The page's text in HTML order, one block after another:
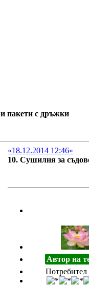
пакети с дръжки
«18.12.2014 12:46»
10. Сушилня за
Автор на
Потребител